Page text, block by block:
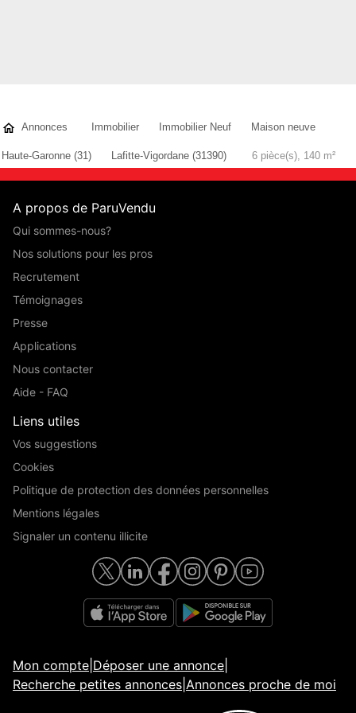
Annonces Immobilier Immobilier Neuf Maison neuve
Haute-Garonne (31) Lafitte-Vigordane (31390) 6 pièce(s), 140 m²
A propos de ParuVendu
Qui sommes-nous?
Nos solutions pour les pros
Recrutement
Témoignages
Presse
Applications
Nous contacter
Aide - FAQ
Liens utiles
Vos suggestions
Cookies
Politique de protection des données personnelles
Mentions légales
Signaler un contenu illicite
Mon compte Déposer une annonce
Recherche petites annonces Annonces proche de moi